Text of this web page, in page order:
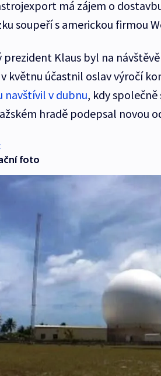
má zájem o
soupeří s americkou firmou
prezident Klaus byl na
květnu účastnil oslav výročí
navštívil v dubnu, kdy
hradě podepsal novou
foto